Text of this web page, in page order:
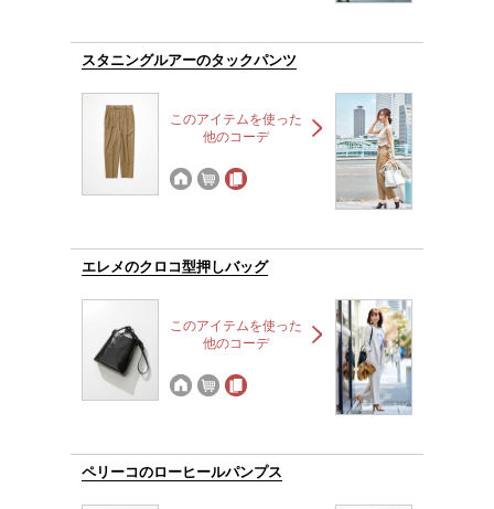
スタニングルアーのタックパンツ
このアイテムを使った
他のコーデ
エレメのクロコ型押しバッグ
このアイテムを使った
他のコーデ
ペリーコのローヒールパンプス